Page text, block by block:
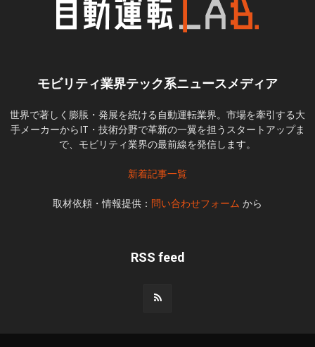
モビリティ業界テック系ニュースメディア
世界で著しく膨脹・発展を続ける自動運転業界。市場を牽引する大
手メーカーからIT・技術分野で革新の一翼を担うスタートアップま
で、モビリティ業界の最前線を発信します。
新着記事一覧
取材依頼・情報提供： 問い合わせフォーム から
RSS feed